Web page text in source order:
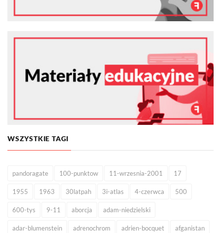
WSZYSTKIE TAGI
pandoragate 100-punktow 11-wrzesnia-2001 17
1955 1963 30latpah 3i-atlas 4-czerwca 500
600-tys 9-11 aborcja adam-niedzielski
adar-blumenstein adrenochrom adrien-bocquet afganistan